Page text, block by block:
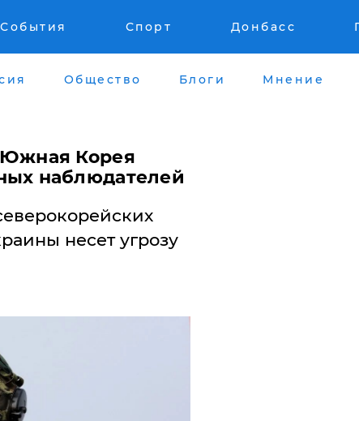
События Спорт Донбасс
Общество Блоги Мнение
Корея
наблюдателей
несет угрозу